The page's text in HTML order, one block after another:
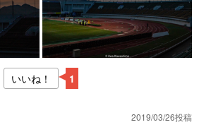
いいね！ 1
2019/03/26投稿